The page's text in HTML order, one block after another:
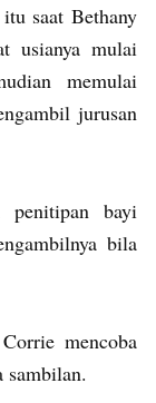
saat Bethany
usianya mulai
memulai
jurusan
penitipan bayi
bila
mencoba
sambilan.